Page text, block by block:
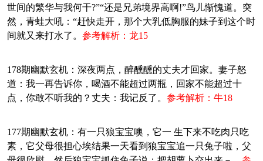
世间的繁华与我何干?”“还是兄弟境界高啊!”鸟儿惭愧道。突
然，青蛙大吼：“赶快走开，那个大乳低胸服的妹子到这个时
间就又来打水了。 参考解析：龙15
178期幽默玄机：深夜两点，醉醺醺的丈夫才回家。妻子怒
道：我一再告诉你，喝酒不能超过两瓶，回家不能超过十
点，你敢不听我的？丈夫：我记反了。 参考解析：牛18
177期幽默玄机：有一只狼宝宝噢，它一 生下来不吃肉只吃
素，它父母很担心埃结果一天看到狼宝宝追一只兔子啦，父